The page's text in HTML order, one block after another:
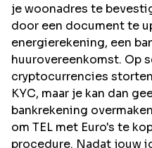
je woonadres te
door een document te
energierekening, een
huurovereenkomst. Op
cryptocurrencies
KYC, maar je kan dan
bankrekening
om TEL met Euro's te
procedure. Nadat jouw